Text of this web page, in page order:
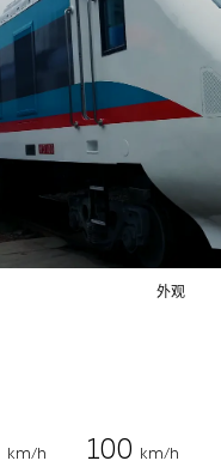
外观
km/h
100 km/h